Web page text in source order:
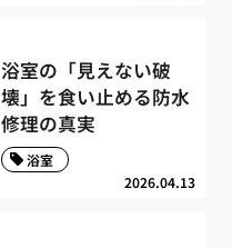
浴室の「見えない破
壊」を食い止める防水
修理の真実
2026.04.13
浴室